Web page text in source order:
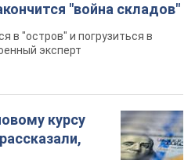
"война складов"
в "остров" и погрузиться в
эксперт
курсу